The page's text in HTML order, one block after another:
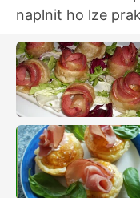
naplnit ho lze